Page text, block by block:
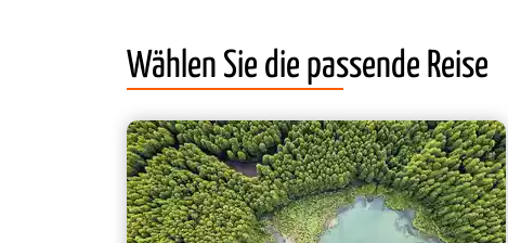
Wählen Sie die passende Reise